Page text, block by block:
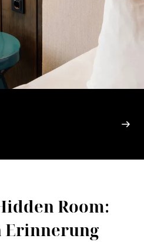
Room:
Erinnerung